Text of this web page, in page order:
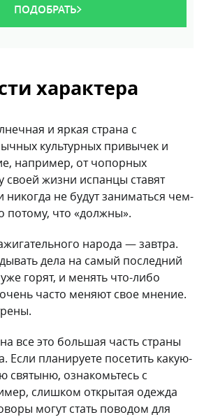
ПОДОБРАТЬ
характера
и яркая страна с
культурных привычек и
например, от чопорных
своей жизни испанцы ставят
никогда не будут заниматься чем-
потому, что «должны».
народа — завтра.
дела на самый последний
горят, и менять что-либо
часто меняют свое мнение.
все это большая часть страны
Если планируете посетить какую-
святыню, ознакомьтесь с
слишком открытая одежда
могут стать поводом для